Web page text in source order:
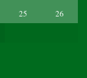
25
26